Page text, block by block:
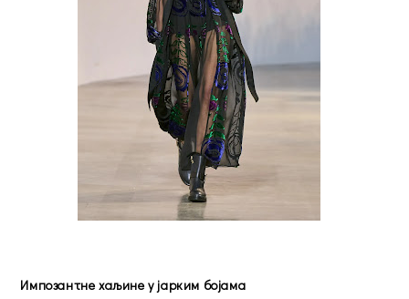
Импозантне хаљине у јарким бојама